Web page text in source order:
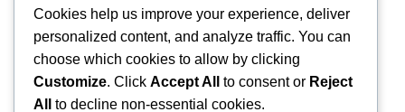
May 2020
April 2020
March 2020
February 2020
Cookies help us improve your experience, deliver
personalized content, and analyze traffic. You can
choose which cookies to allow by clicking
Customize. Click Accept All to consent or Reject
All
to decline non-essential cookies.